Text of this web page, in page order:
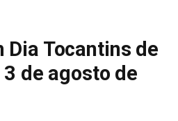
Dia Tocantins de
de agosto de